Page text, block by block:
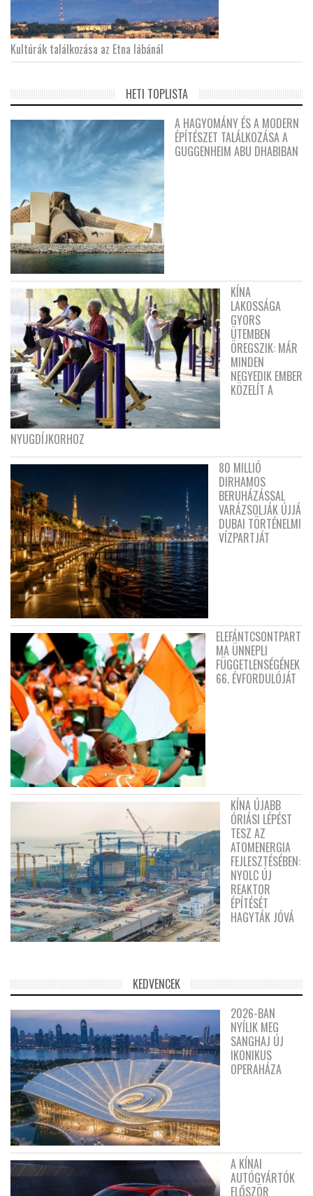
Kultúrák találkozása az Etna lábánál
HETI TOPLISTA
A HAGYOMÁNY ÉS A MODERN
ÉPÍTÉSZET TALÁLKOZÁSA A
GUGGENHEIM ABU DHABIBAN
KÍNA
LAKOSSÁGA
GYORS
ÜTEMBEN
ÖREGSZIK: MÁR
MINDEN
NEGYEDIK EMBER
KÖZELÍT A
NYUGDÍJKORHOZ
80 MILLIÓ
DIRHAMOS
BERUHÁZÁSSAL
VARÁZSOLJÁK ÚJJÁ
DUBAI TÖRTÉNELMI
VÍZPARTJÁT
ELEFÁNTCSONTPART
MA ÜNNEPLI
FÜGGETLENSÉGÉNEK
66. ÉVFORDULÓJÁT
KÍNA ÚJABB
ÓRIÁSI LÉPÉST
TESZ AZ
ATOMENERGIA
FEJLESZTÉSÉBEN:
NYOLC ÚJ
REAKTOR
ÉPÍTÉSÉT
HAGYTÁK JÓVÁ
KEDVENCEK
2026-BAN
NYÍLIK MEG
SANGHAJ ÚJ
IKONIKUS
OPERAHÁZA
A KÍNAI
AUTÓGYÁRTÓK
ELŐSZÖR